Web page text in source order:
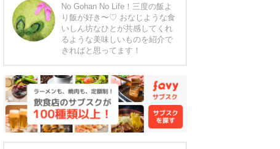
No Gohan No Life！三度の飯よ
り飯が好き〜♡ おなじような食
いしん坊なひとが共感してくれ
るような美味しいものを紹介で
きればと思ってます！